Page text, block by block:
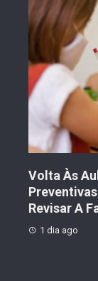
Volta Às
Revisar A
1 dia ago